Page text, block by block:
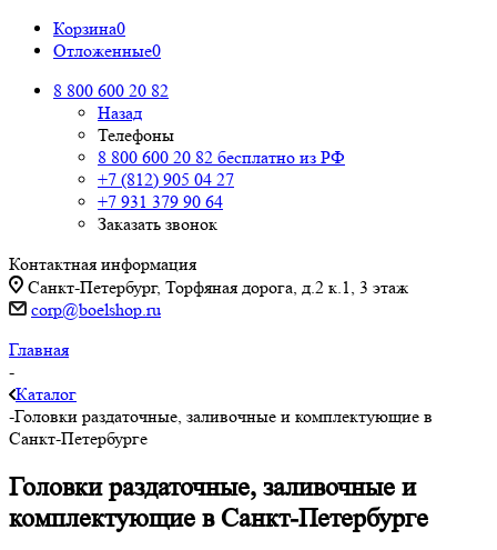
Корзина0
Отложенные0
8 800 600 20 82
Назад
Телефоны
8 800 600 20 82 бесплатно из РФ
+7 (812) 905 04 27
+7 931 379 90 64
Заказать звонок
Контактная информация
Санкт-Петербург, Торфяная дорога, д.2 к.1, 3 этаж
corp@boelshop.ru
Главная
-
Каталог
-Головки раздаточные, заливочные и комплектующие в
Санкт-Петербурге
Головки раздаточные, заливочные и
комплектующие в Санкт-Петербурге